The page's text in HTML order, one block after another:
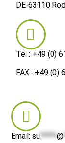
DE-63110
Tel : +49 (0)
FAX : +49 (0)
Email:su*****@